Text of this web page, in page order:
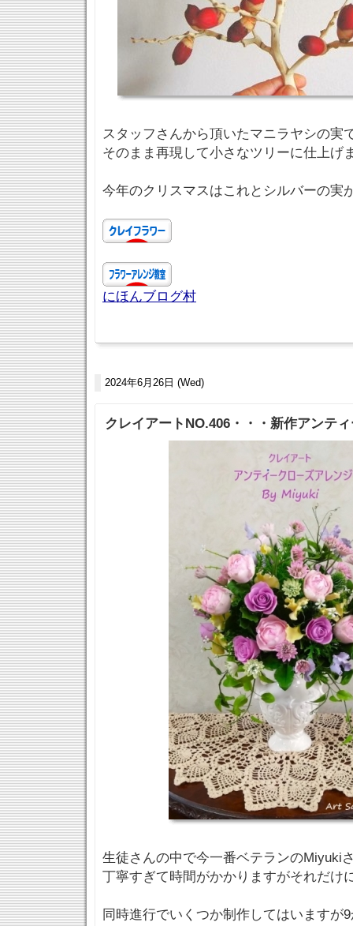
スタッフさんから頂いたマニラヤシの実
そのまま再現して小さなツリーに仕上げ
今年のクリスマスはこれとシルバーの実
にほんブログ村
2024年6月26日 (Wed)
クレイアートNO.406・・・新作アンテ
生徒さんの中で今一番ベテランのMiyuki
丁寧すぎて時間がかかりますがそれだけ
同時進行でいくつか制作してはいますが